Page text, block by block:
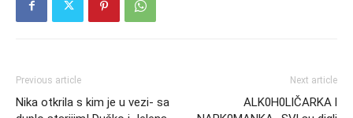
Previous article
Nika otkrila s kim je u vezi- sa
Next article
ALK0H0LlČARKA l